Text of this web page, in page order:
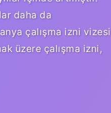
daha da
çalışma izni vizesi
üzere çalışma izni,